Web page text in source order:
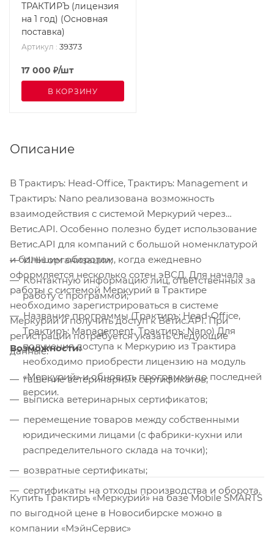
ТРАКТИРЪ (лицензия
на 1 год) (Основная
поставка)
Артикул : 39373
17 000 ₽/шт
В КОРЗИНУ
Описание
В Трактиръ: Head-Office, Трактиръ: Management и
Трактиръ: Nano реализована возможность
взаимодействия с системой Меркурий через
Ветис.API. Особенно полезно будет использование
Ветис.API для компаний с большой номенклатурой
и большим оборотом, когда ежедневно
оформляется несколько сотен эВСД. Для начала
работы с системой Меркурий в Трактире
необходимо зарегистрироваться в системе
Меркурий и получить доступ к Ветис.API. При
регистрации потребуется указать следующие
данные:
ИНН организации;
Контактную информацию лиц, ответственных за
работу с программой;
Название программы (Трактиръ: Head-Office,
Трактиръ: Management, Трактиръ: Nano) Для
получения доступа к Меркурию из Трактира
необходимо приобрести лицензию на модуль
«Меркурий» и обновить программу до последней
версии.
Возможности:
гашение ветеринарных сертификатов;
выписка ветеринарных сертификатов;
перемещение товаров между собственными
юридическими лицами (с фабрики-кухни или
распределительного склада на точки);
возвратные сертификаты;
сертификаты на отходы производства и оборота.
Купить Трактиръ «Меркурий» на базе Mobile SMARTS
по выгодной цене в Новосибирске можно в
компании «МэйнСервис»